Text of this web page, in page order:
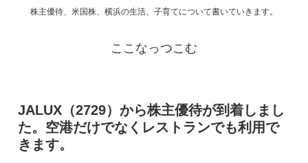
株主優待、米国株、横浜の生活、子育てについて書いていきます。
ここなっつこむ
JALUX（2729）から株主優待が到着しまし
た。空港だけでなくレストランでも利用で
きます。